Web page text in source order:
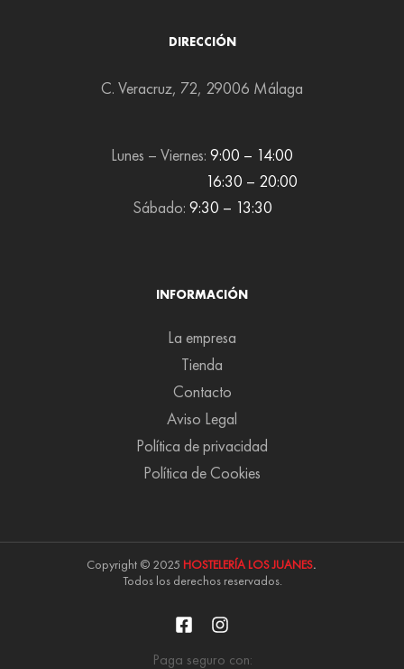
DIRECCIÓN
C. Veracruz, 72, 29006 Málaga
Lunes – Viernes: 9:00 – 14:00
16:30 – 20:00
Sábado: 9:30 – 13:30
INFORMACIÓN
La empresa
Tienda
Contacto
Aviso Legal
Política de privacidad
Política de Cookies
Copyright © 2025 HOSTELERÍA LOS JUANES.
Todos los derechos reservados.
Paga seguro con: